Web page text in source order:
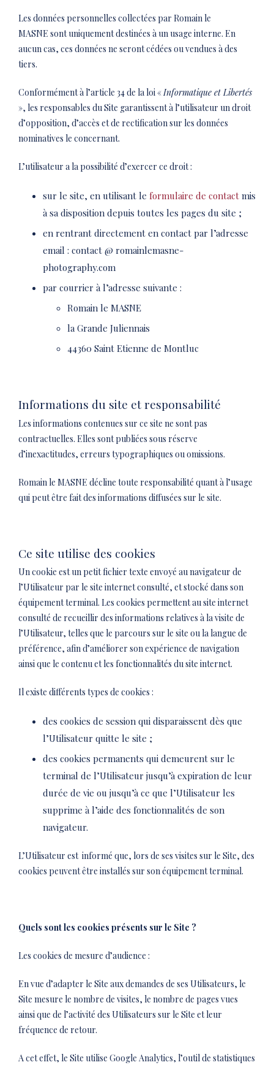
Les données personnelles collectées par Romain le
MASNE sont uniquement destinées à un usage interne. En
aucun cas, ces données ne seront cédées ou vendues à des
tiers.
Conformément à l’article 34 de la loi «Informatique et Libertés
», les responsables du Site garantissent à l’utilisateur un droit
d’opposition, d’accès et de rectification sur les données
nominatives le concernant.
L’utilisateur a la possibilité d’exercer ce droit :
sur le site, en utilisant le formulaire de contact mis
à sa disposition depuis toutes les pages du site ;
en rentrant directement en contact par l’adresse
email : contact @ romainlemasne-
photography.com
par courrier à l’adresse suivante :
Romain le MASNE
la Grande Juliennais
44360 Saint Etienne de Montluc
Informations du site et responsabilité
Les informations contenues sur ce site ne sont pas
contractuelles. Elles sont publiées sous réserve
d’inexactitudes, erreurs typographiques ou omissions.
Romain le MASNE décline toute responsabilité quant à l’usage
qui peut être fait des informations diffusées sur le site.
Ce site utilise des cookies
Un cookie est un petit fichier texte envoyé au navigateur de
l’Utilisateur par le site internet consulté, et stocké dans son
équipement terminal. Les cookies permettent au site internet
consulté de recueillir des informations relatives à la visite de
l’Utilisateur, telles que le parcours sur le site ou la langue de
préférence, afin d’améliorer son expérience de navigation
ainsi que le contenu et les fonctionnalités du site internet.
Il existe différents types de cookies :
des cookies de session qui disparaissent dès que
l’Utilisateur quitte le site ;
des cookies permanents qui demeurent sur le
terminal de l’Utilisateur jusqu’à expiration de leur
durée de vie ou jusqu’à ce que l’Utilisateur les
supprime à l’aide des fonctionnalités de son
navigateur.
L’Utilisateur est informé que, lors de ses visites sur le Site, des
cookies peuvent être installés sur son équipement terminal.
Quels sont les cookies présents sur le Site ?
Les cookies de mesure d’audience :
En vue d’adapter le Site aux demandes de ses Utilisateurs, le
Site mesure le nombre de visites, le nombre de pages vues
ainsi que de l’activité des Utilisateurs sur le Site et leur
fréquence de retour.
A cet effet, le Site utilise Google Analytics, l’outil de statistiques